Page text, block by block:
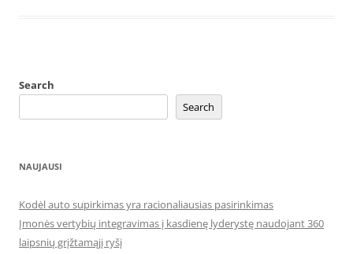
Search
Search
NAUJAUSI
Kodėl auto supirkimas yra racionaliausias pasirinkimas
Įmonės vertybių integravimas į kasdienę lyderystę naudojant 360
laipsnių grįžtamąjį ryšį